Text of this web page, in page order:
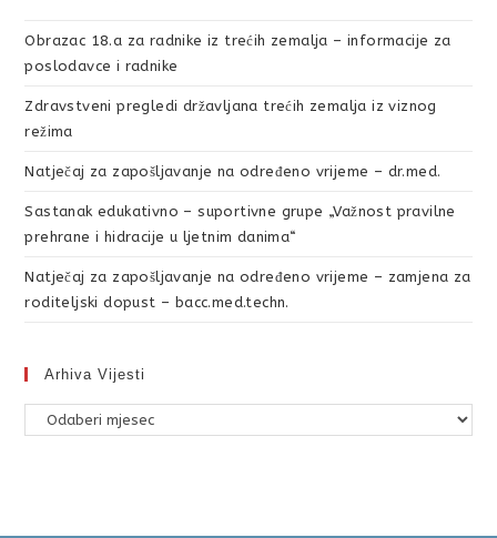
Obrazac 18.a za radnike iz trećih zemalja – informacije za
poslodavce i radnike
Zdravstveni pregledi državljana trećih zemalja iz viznog
režima
Natječaj za zapošljavanje na određeno vrijeme – dr.med.
Sastanak edukativno – suportivne grupe „Važnost pravilne
prehrane i hidracije u ljetnim danima“
Natječaj za zapošljavanje na određeno vrijeme – zamjena za
roditeljski dopust – bacc.med.techn.
Arhiva Vijesti